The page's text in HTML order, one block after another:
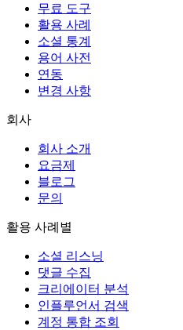
무료 도구
활용 사례
소셜 통계
용어 사전
연동
변경 사항
회사
회사 소개
요금제
블로그
문의
활용 사례별
소셜 리스닝
댓글 수집
크리에이터 분석
인플루언서 검색
계정 통합 조회